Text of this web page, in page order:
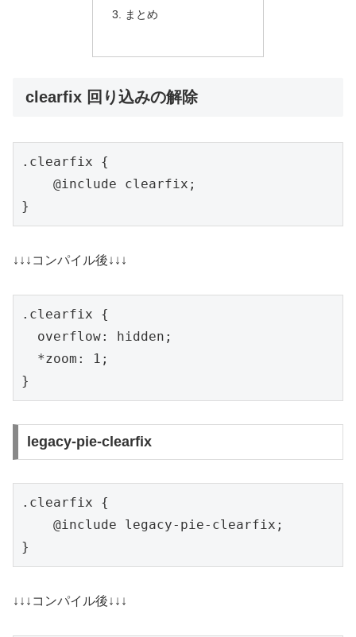
まとめ
clearfix 回り込みの解除
.clearfix {
    @include clearfix;
}
↓↓↓コンパイル後↓↓↓
.clearfix {
  overflow: hidden;
  *zoom: 1;
}
legacy-pie-clearfix
.clearfix {
    @include legacy-pie-clearfix;
}
↓↓↓コンパイル後↓↓↓